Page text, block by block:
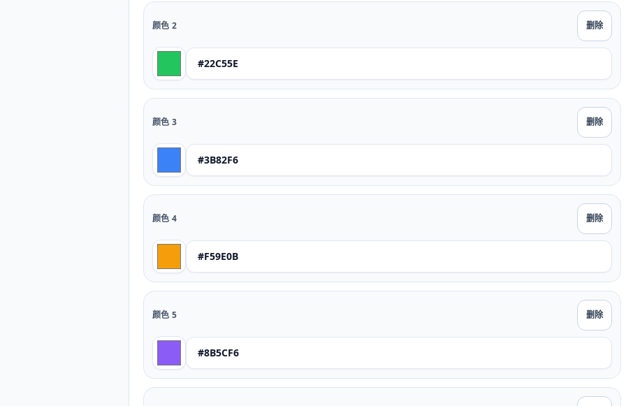
颜色 2 删除
颜色 3 删除
颜色 4 删除
颜色 5 删除